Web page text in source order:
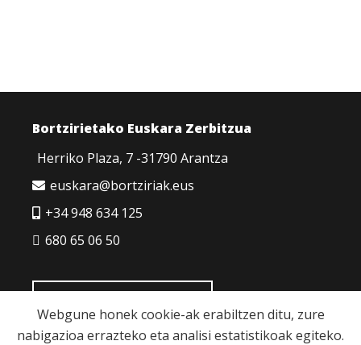
Bortzirietako Euskara Zerbitzua
Herriko Plaza, 7 -31790 Arantza
euskara@bortziriak.eus
+34 948 634 125
680 65 06 50
Webgune honek cookie-ak erabiltzen ditu, zure
nabigazioa errazteko eta analisi estatistikoak egiteko.